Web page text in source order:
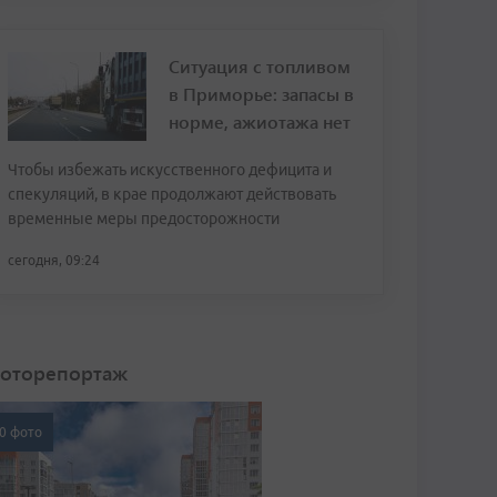
Ситуация с топливом
в Приморье: запасы в
норме, ажиотажа нет
Чтобы избежать искусственного дефицита и
спекуляций, в крае продолжают действовать
временные меры предосторожности
сегодня, 09:24
фото